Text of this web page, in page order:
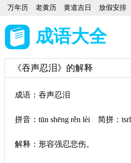
万年历 老黄历 黄道吉日 放假安排
成语大全
《吞声忍泪》的解释
成语：吞声忍泪
拼音：tūn shēng rěn lèi 简拼：tsrl
解释：形容强忍悲伤。